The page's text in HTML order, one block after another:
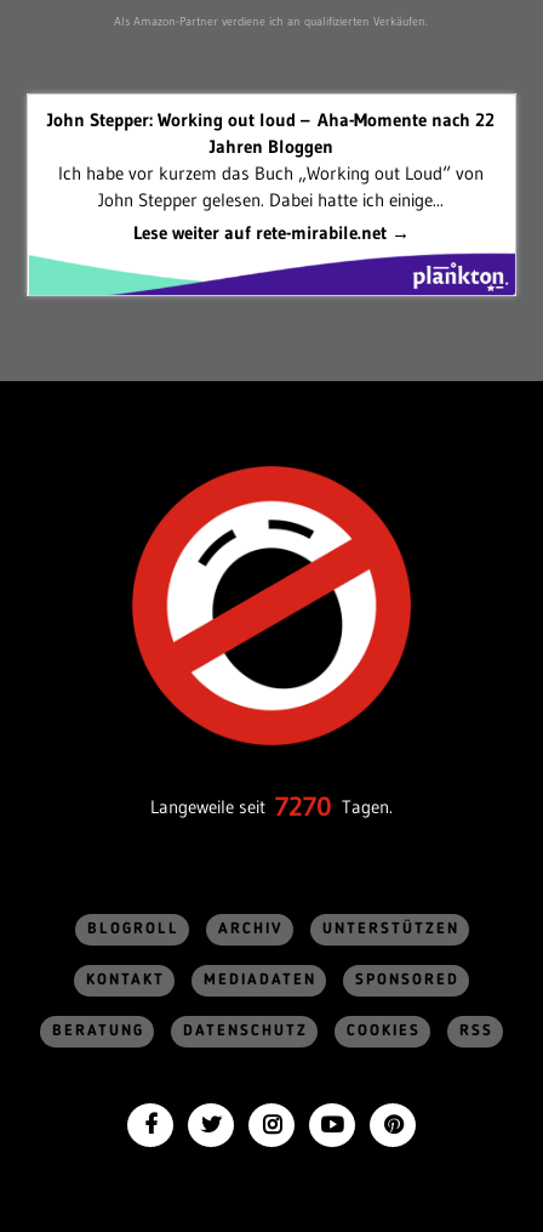
Als Amazon-Partner verdiene ich an qualifizierten Verkäufen.
John Stepper: Working out loud – Aha-Momente nach 22
Jahren Bloggen
Ich habe vor kurzem das Buch „Working out Loud“ von
John Stepper gelesen. Dabei hatte ich einige...
Lese weiter auf rete-mirabile.net →
Langeweile seit 7270 Tagen.
BLOGROLL ARCHIV UNTERSTÜTZEN
KONTAKT MEDIADATEN SPONSORED
BERATUNG DATENSCHUTZ COOKIES RSS